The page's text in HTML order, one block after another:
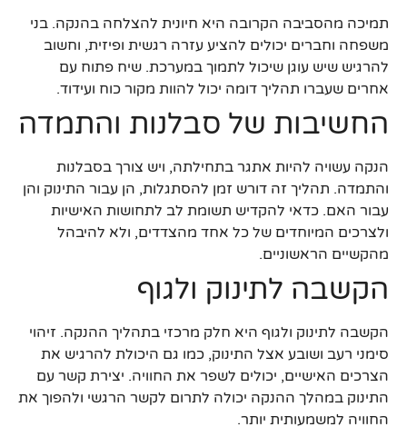
תמיכה מהסביבה הקרובה היא חיונית להצלחה בהנקה. בני
משפחה וחברים יכולים להציע עזרה רגשית ופיזית, וחשוב
להרגיש שיש עוגן שיכול לתמוך במערכת. שיח פתוח עם
אחרים שעברו תהליך דומה יכול להוות מקור כוח ועידוד.
החשיבות של סבלנות והתמדה
הנקה עשויה להיות אתגר בתחילתה, ויש צורך בסבלנות
והתמדה. תהליך זה דורש זמן להסתגלות, הן עבור התינוק והן
עבור האם. כדאי להקדיש תשומת לב לתחושות האישיות
ולצרכים המיוחדים של כל אחד מהצדדים, ולא להיבהל
מהקשיים הראשוניים.
הקשבה לתינוק ולגוף
הקשבה לתינוק ולגוף היא חלק מרכזי בתהליך ההנקה. זיהוי
סימני רעב ושובע אצל התינוק, כמו גם היכולת להרגיש את
הצרכים האישיים, יכולים לשפר את החוויה. יצירת קשר עם
התינוק במהלך ההנקה יכולה לתרום לקשר הרגשי ולהפוך את
החוויה למשמעותית יותר.